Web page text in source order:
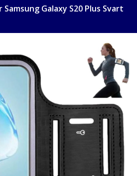
Galaxy S20 Plus Svart